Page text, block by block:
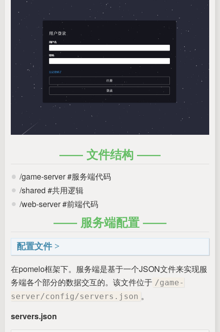
文件结构
/game-server #服务端代码
/shared #共用逻辑
/web-server #前端代码
服务端配置
配置文件
在pomelo框架下。服务端是基于一个JSON文件来实现服
务端各个部分的数据交互的。该文件位于 /game-
server/config/servers.json 。
servers.json